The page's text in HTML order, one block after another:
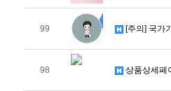
99 [주의] 국가
98 상품상세페